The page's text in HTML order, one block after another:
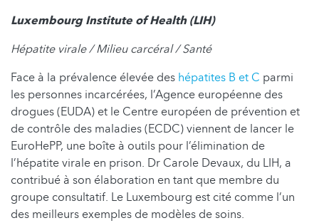
Luxembourg Institute of Health (LIH)
Hépatite virale / Milieu carcéral / Santé
Face à la prévalence élevée des hépatites B et C parmi
les personnes incarcérées, l’Agence européenne des
drogues (EUDA) et le Centre européen de prévention et
de contrôle des maladies (ECDC) viennent de lancer le
EuroHePP, une boîte à outils pour l’élimination de
l’hépatite virale en prison. Dr Carole Devaux, du LIH, a
contribué à son élaboration en tant que membre du
groupe consultatif. Le Luxembourg est cité comme l’un
des meilleurs exemples de modèles de soins.